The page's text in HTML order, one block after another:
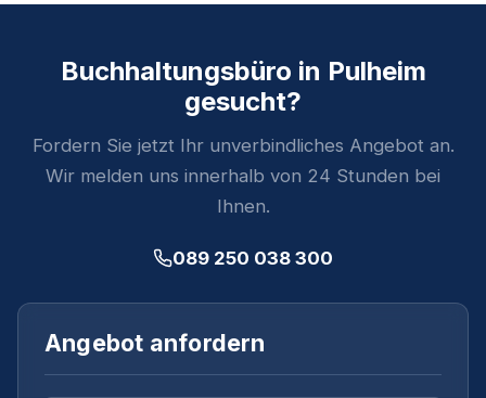
Buchhaltungsbüro in Pulheim
gesucht?
Fordern Sie jetzt Ihr unverbindliches Angebot an.
Wir melden uns innerhalb von 24 Stunden bei
Ihnen.
089 250 038 300
Angebot anfordern